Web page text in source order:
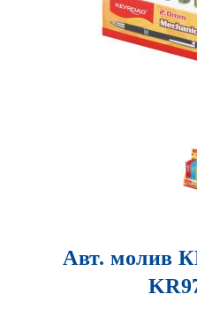
Авт. молив